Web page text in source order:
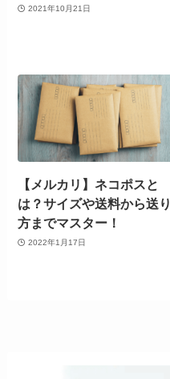
2021年10月21日
【メルカリ】ネコポスと
は？サイズや送料から送り
方までマスター！
2022年1月17日